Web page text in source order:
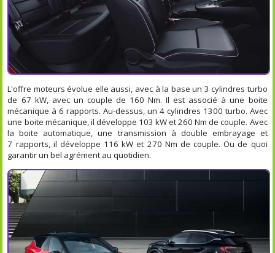
L'offre moteurs évolue elle aussi, avec à la base un 3 cylindres turbo
de 67 kW, avec un couple de 160 Nm. Il est associé à une boite
mécanique à 6 rapports. Au-dessus, un 4 cylindres 1300 turbo. Avec
une boite mécanique, il développe 103 kW et 260 Nm de couple. Avec
la boite automatique, une transmission à double embrayage et
7 rapports, il développe 116 kW et 270 Nm de couple. Ou de quoi
garantir un bel agrément au quotidien.